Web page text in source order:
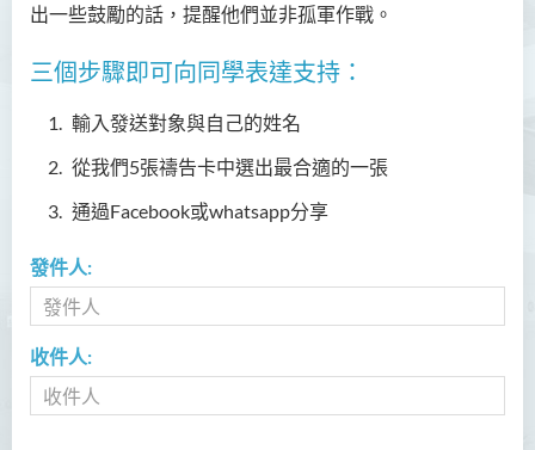
出一些鼓勵的話，提醒他們並非孤軍作戰。
三個步驟即可向同學表達支持：
輸入發送對象與自己的姓名
從我們5張禱告卡中選出最合適的一張
通過Facebook或whatsapp分享
發件人:
收件人: